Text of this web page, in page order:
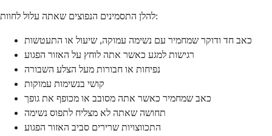
להלן התסמינים הנפוצים שאתה עלול לחוות:
כאב חד ודוקר שמחמיר עם נשימה עמוקה, שיעול או התעטשות
רגישות למגע כאשר אתה לוחץ על האזור הפגוע
נפיחות או חבורות מעל הצלע השבורה
קושי בנשימות עמוקות
כאב שמחמיר כאשר אתה מסובב או מכופף את גופך
תחושה שאתה לא מצליח לתפוס נשימה
התכווצויות שרירים סביב האזור הפגוע